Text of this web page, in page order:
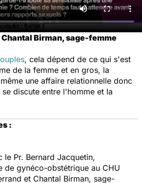
Birman, sage-femme
, cela dépend de ce qui s'est
de la femme et en gros, la
une affaire relationnelle donc
discute entre l'homme et la
:
le Pr. Bernard Jacquetin,
de gynéco-obstétrique au CHU
et Chantal Birman, sage-